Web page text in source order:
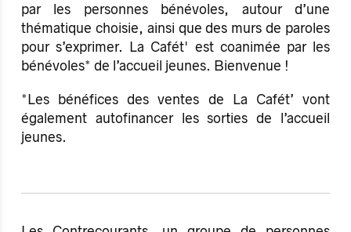
par les personnes bénévoles, autour d’une
thématique choisie, ainsi que des murs de paroles
pour s’exprimer. La Cafét' est coanimée par les
bénévoles* de l’accueil jeunes. Bienvenue !
*Les bénéfices des ventes de La Cafét’ vont
également autofinancer les sorties de l’accueil
jeunes.